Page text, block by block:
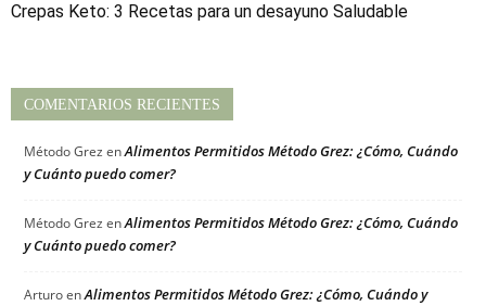
Crepas Keto: 3 Recetas para un desayuno Saludable
COMENTARIOS RECIENTES
Método Grez enAlimentos Permitidos Método Grez: ¿Cómo, Cuándo
y Cuánto puedo comer?
Método Grez enAlimentos Permitidos Método Grez: ¿Cómo, Cuándo
y Cuánto puedo comer?
ArturoenAlimentos Permitidos Método Grez: ¿Cómo, Cuándo y